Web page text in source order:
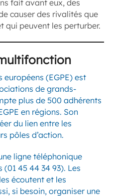
fait avant eux, des
causer des rivalités que
qui peuvent les perturber.
européens (EGPE) est
de grands-
plus de 500 adhérents
en régions. Son
du lien entre les
pôles d’action.
ligne téléphonique
45 44 34 93). Les
écoutent et les
si besoin, organiser une